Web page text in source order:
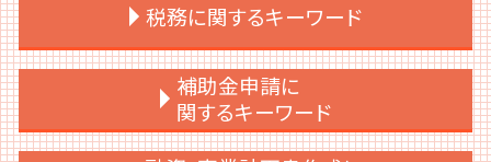
契約書 上場準備
経営企画 上場準備
上場準備 決算書
上場支援 コンサル
会社設立 届出
会社設立 手続き
会社設立 資本金
会社設立 代行
会社設立 税理士 必要
税務に関するキーワード
税務申告 期限 法人
税務調査 税理士
税務
補助金申請に
関するキーワード